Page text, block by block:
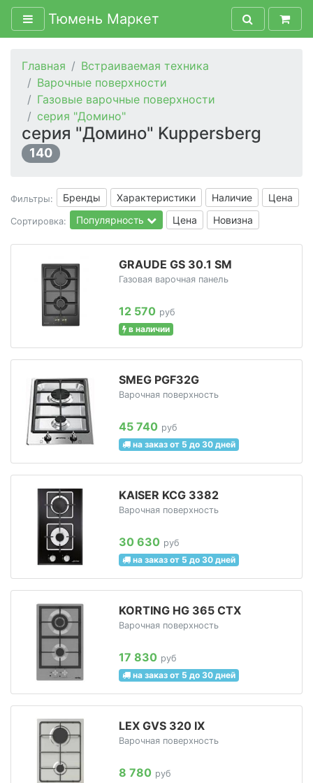
Тюмень Маркет
Главная
Встраиваемая техника
Варочные поверхности
Газовые варочные поверхности
серия "Домино"
серия "Домино" Kuppersberg
140
Фильтры: Бренды Характеристики Наличие Цена
Сортировка: Популярность Цена Новизна
GRAUDE GS 30.1 SM
Газовая варочная панель
12 570 руб
в наличии
SMEG PGF32G
Варочная поверхность
45 740 руб
на заказ от 5 до 30 дней
KAISER KCG 3382
Варочная поверхность
30 630 руб
на заказ от 5 до 30 дней
KORTING HG 365 CTX
Варочная поверхность
17 830 руб
на заказ от 5 до 30 дней
LEX GVS 320 IX
Варочная поверхность
8 780 руб